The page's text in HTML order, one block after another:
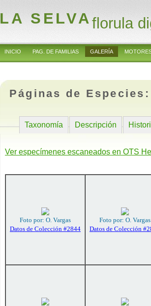
LA SELVAflorula
INICIO PAG. DE FAMILIAS GALERÍA
Páginas de
Taxonomía Descripción
Ver especímenes escaneados en OTS
Foto por: O. Vargas
Datos de Colección #2844
Foto por: O. Vargas
Datos de Colección